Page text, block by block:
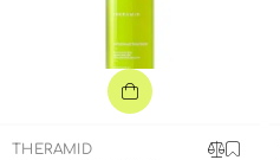
THERAMID
Вход